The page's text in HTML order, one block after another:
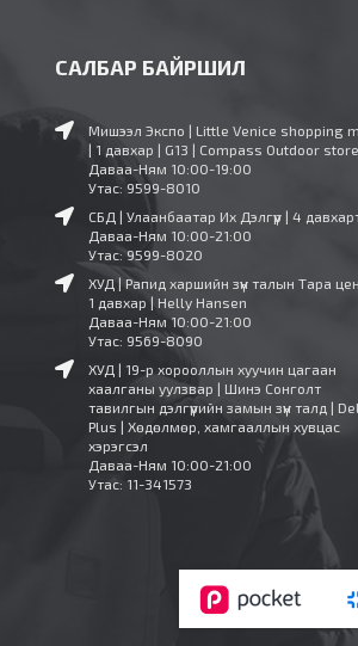
САЛБАР БАЙРШИЛ
Мишээл Экспо | Little Venice shopping
| 1 давхар | G13 | Compass Outdoor store
Даваа-Ням 10:00-19:00
Утас: 9599-8010
СБД | Улаанбаатар Их Дэлгүүр | 4
Даваа-Ням 10:00-21:00
Утас: 9599-8020
ХУД | Рапид харшийн зүүн талын Тара
1 давхар | Helly Hansen
Даваа-Ням 10:00-21:00
Утас: 9569-8090
ХУД | 19-р хорооллын хуучин цагаан
хаалганы уулзвар | Шинэ Сонголт
тавилгын дэлгүүрийн замын зүүн талд |
Plus | Хөдөлмөр, хамгааллын хувцас
хэрэгсэл
Даваа-Ням 10:00-21:00
Утас: 11-341573